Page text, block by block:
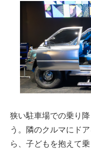
狭い駐車場での乗り
う。隣のクルマにド
ら、子どもを抱えて